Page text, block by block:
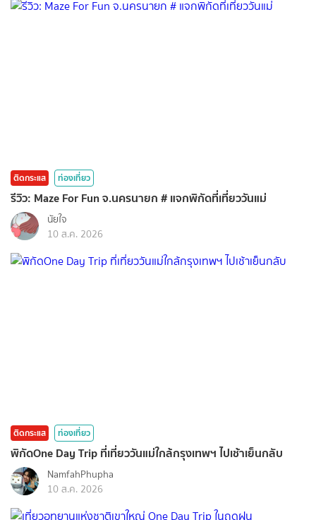
ติดกระแส ท่องเที่ยว
รีวิว: Maze For Fun จ.นครนายก # แจกพิกัดที่เที่ยววันแม่
นัยใจ
10 ส.ค. 2026
ติดกระแส ท่องเที่ยว
พิกัดOne Day Trip ที่เที่ยววันแม่ใกล้กรุงเทพฯ ไปเช้าเย็นกลับ
NamfahPhupha
10 ส.ค. 2026